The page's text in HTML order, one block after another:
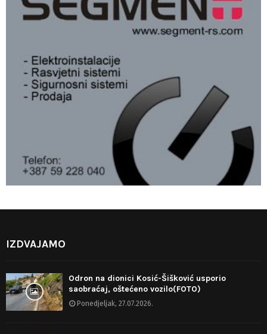
IZDVAJAMO
Odron na dionici Kosić-Šišković usporio
saobraćaj, oštećeno vozilo(FOTO)
Ponedjeljak, 27.07.2026.